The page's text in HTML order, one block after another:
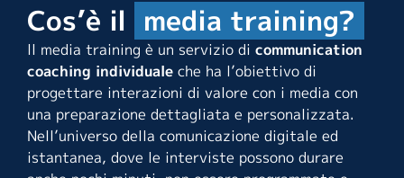
Cos’è il media training?
ll media training è un servizio di communication
coaching individuale che ha l’obiettivo di
progettare interazioni di valore con i media con
una preparazione dettagliata e personalizzata.
Nell’universo della comunicazione digitale ed
istantanea, dove le interviste possono durare